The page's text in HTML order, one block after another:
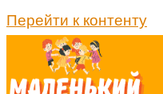
Перейти к контенту